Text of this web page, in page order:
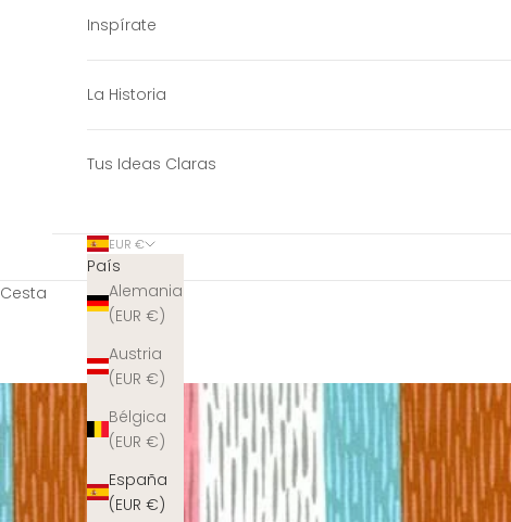
Inspírate
La Historia
Tus Ideas Claras
EUR €
País
Alemania
(EUR €)
Austria
(EUR €)
Bélgica
(EUR €)
España
(EUR €)
Cesta